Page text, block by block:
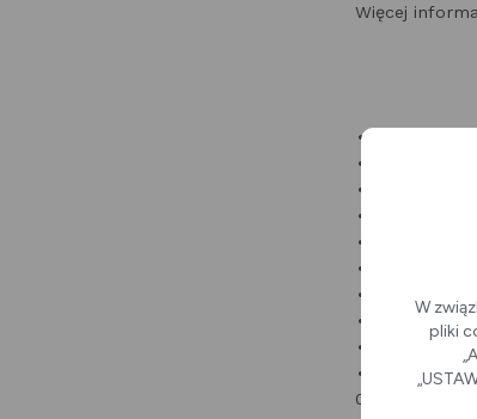
Więcej
02-07-2026
W
pliki